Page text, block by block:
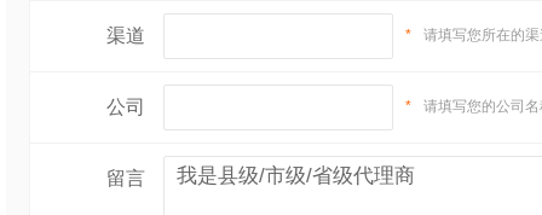
渠道 * 请填写您所在的
公司 * 请填写您的公司
留言